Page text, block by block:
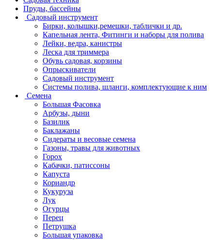
Пруды, бассейны
Садовый инструмент
Бирки, колышки,ремешки, таблички и др.
Капельная лента, Фитинги и наборы для полива
Лейки, ведра, канистры
Леска для триммера
Обувь садовая, корзины
Опрыскиватели
Садовый инструмент
Системы полива, шланги, комплектующие к ним
Семена
Большая Фасовка
Арбузы, дыни
Базилик
Баклажаны
Сидераты и весовые семена
Газоны, травы для животных
Горох
Кабачки, патиссоны
Капуста
Кориандр
Кукуруза
Лук
Огурцы
Перец
Петрушка
Большая упаковка